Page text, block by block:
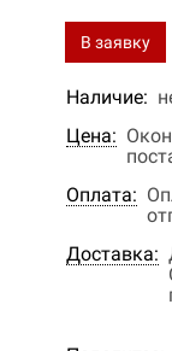
В заявку
Наличие:
Цена:
Оплата:
Доставка: